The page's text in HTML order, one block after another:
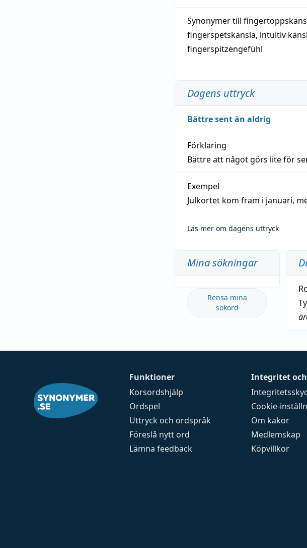
Synonymer till
fingerspetskänsla, intuitiv
fingerspitzengefühl
Dagens uttryck
Bättre sent än aldrig
Förklaring
Bättre att något görs lite för
Exempel
Julkortet kom fram i januari,
Läs mer om dagens uttryck
Mina sökningar
Rensa mina
sökord
Funktioner
Korsordshjälp
Ordspel
Uttryck och ordspråk
Föreslå nytt ord
Lämna feedback
Integritet
Cookie-
Om kakor
Medlemskap
Köpvillkor